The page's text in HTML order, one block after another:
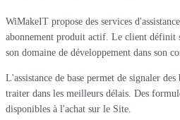
WiMakeIT propose des services
abonnement produit actif. Le client définit
son domaine de développement dans son
L'assistance de base permet de signaler
traiter dans les meilleurs délais. Des
disponibles à l'achat sur le Site.